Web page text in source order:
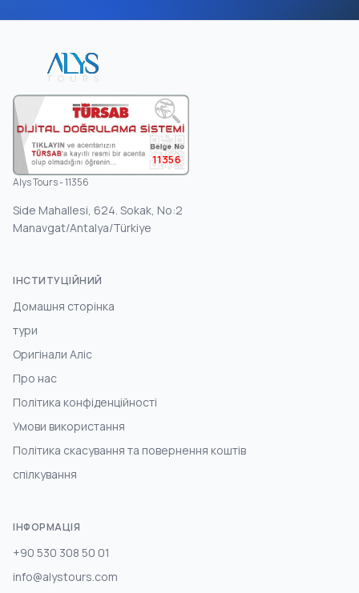
11356
Alys Tours - 11356
Side Mahallesi, 624. Sokak, No:2
Manavgat/Antalya/Türkiye
ІНСТИТУЦІЙНИЙ
Домашня сторінка
тури
Оригінали Аліс
Про нас
Політика конфіденційності
Умови використання
Політика скасування та повернення коштів
спілкування
ІНФОРМАЦІЯ
+90 530 308 50 01
info@alystours.com